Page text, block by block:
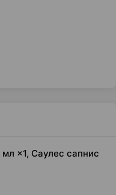
×1, Саулес сапнис